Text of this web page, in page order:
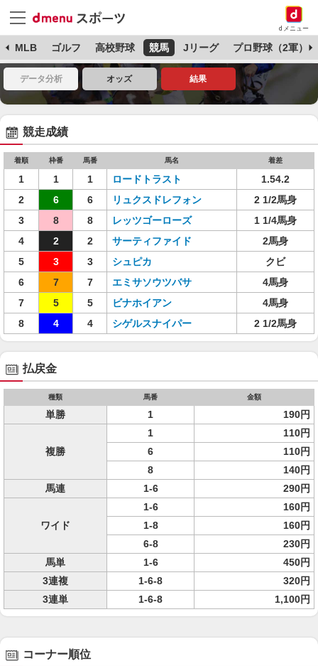
dメニュー
MLB ゴルフ 高校野球 競馬 Jリーグ プロ野球（2軍）
データ分析 オッズ 結果
競走成績
着順 枠番 馬番 馬名 着差
1 1 1 ロードトラスト
1.54.2
2
6 6 リュクスドレフォン
2 1/2馬身
3
8 8 レッツゴーローズ
1 1/4馬身
4
2 2 サーティファイド
2馬身
5
3 3 シュピカ
クビ
6
7 7 エミサソウツバサ
4馬身
7
5 5 ビナホイアン
4馬身
8
4 4 シゲルスナイパー 2 1/2馬身
払戻金
種類 馬番 金額
単勝 1 190円
複勝
1
110円
6
110円
8
140円
馬連
1-6 290円
ワイド
1-6
160円
1-8
160円
6-8
230円
馬単
1-6
450円
3連複
1-6-8
320円
3連単
1-6-8 1,100円
コーナー順位